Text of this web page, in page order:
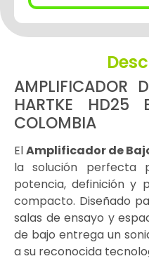
AMPLIFICADOR
HARTKE HD25
COLOMBIA
ElAmplificador de
la solución perfecta
potencia, definición y
compacto. Diseñado
salas de ensayo y
de bajo entrega un
a su reconocida